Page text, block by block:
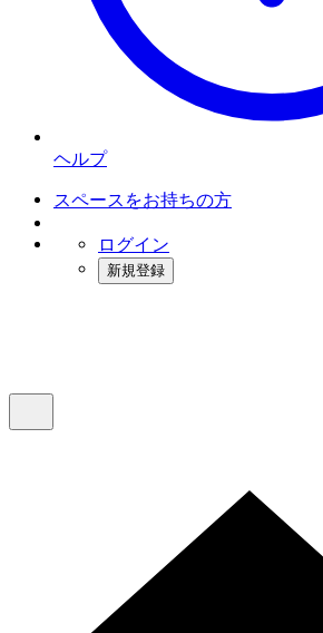
ヘルプ
スペースをお持ちの方
ログイン
新規登録